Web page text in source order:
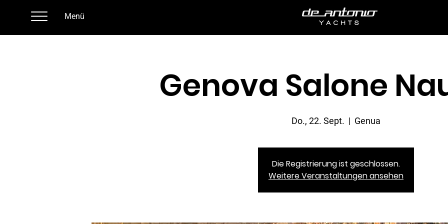
Menü
Genova Salone
Do., 22. Sept.
  |
Genua
Die Registrierung ist geschlossen.
Weitere Veranstaltungen ansehen